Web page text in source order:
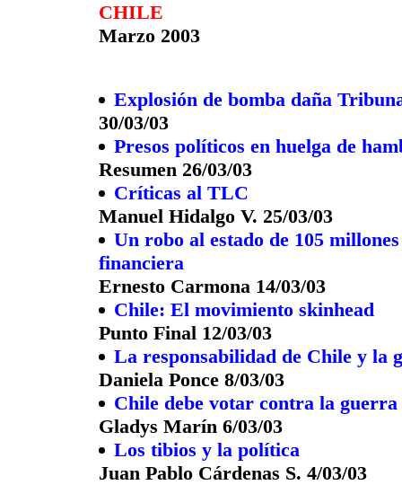
CHILE
Marzo 2003
Explosión de bomba daña
30/03/03
Presos políticos en huelga de
Resumen 26/03/03
Críticas al TLC
Manuel Hidalgo V. 25/03/03
Un robo al estado de 105
financiera
Ernesto Carmona 14/03/03
Chile: El movimiento skinhead
Punto Final 12/03/03
La responsabilidad de Chile y la
Daniela Ponce 8/03/03
Chile debe votar contra la guerra
Gladys Marín 6/03/03
Los tibios y la política
Juan Pablo Cárdenas S. 4/03/03